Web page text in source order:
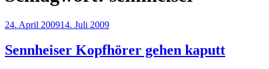
Veröffentlicht
24. April 200914. Juli 2009
Sennheiser Kopfhörer gehen kaputt